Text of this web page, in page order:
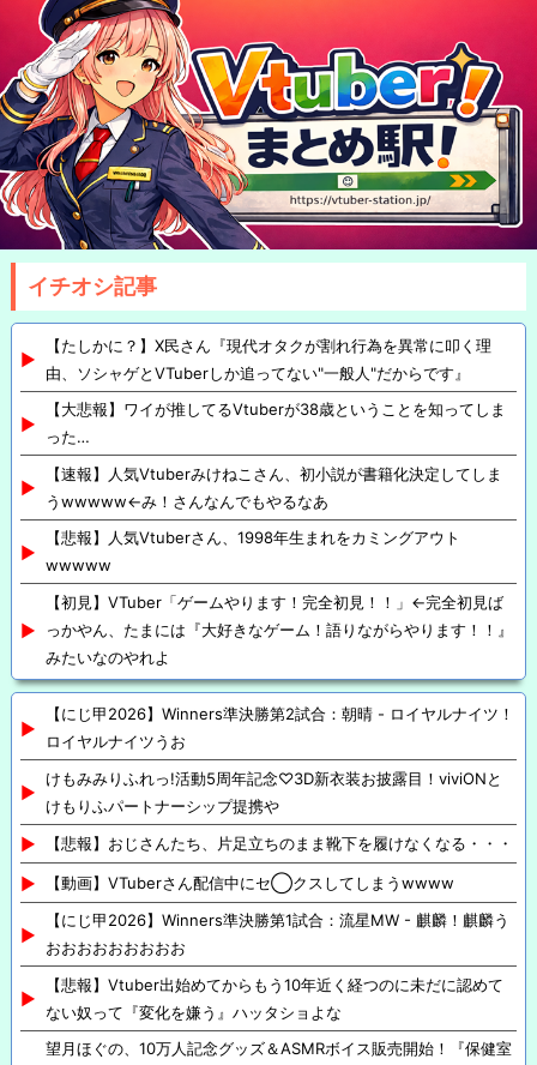
イチオシ記事
【たしかに？】X民さん『現代オタクが割れ行為を異常に叩く理
由、ソシャゲとVTuberしか追ってない"一般人"だからです』
【大悲報】ワイが推してるVtuberが38歳ということを知ってしま
った…
【速報】人気Vtuberみけねこさん、初小説が書籍化決定してしま
うwwwww←み！さんなんでもやるなあ
【悲報】人気Vtuberさん、1998年生まれをカミングアウト
wwwww
【初見】VTuber「ゲームやります！完全初見！！」←完全初見ば
っかやん、たまには『大好きなゲーム！語りながらやります！！』
みたいなのやれよ
【にじ甲2026】Winners準決勝第2試合：朝晴 - ロイヤルナイツ！
ロイヤルナイツうお
けもみみりふれっ!活動5周年記念♡3D新衣装お披露目！viviONと
けもりふパートナーシップ提携や
【悲報】おじさんたち、片足立ちのまま靴下を履けなくなる・・・
【動画】VTuberさん配信中にセ◯クスしてしまうwwww
【にじ甲2026】Winners準決勝第1試合：流星MW - 麒麟！麒麟う
おおおおおおおおお
【悲報】Vtuber出始めてからもう10年近く経つのに未だに認めて
ない奴って『変化を嫌う』ハッタショよな
望月ほぐの、10万人記念グッズ＆ASMRボイス販売開始！『保健室